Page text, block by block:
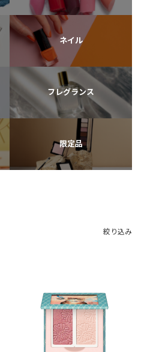
ネイル
フレグランス
限定品
絞り込み